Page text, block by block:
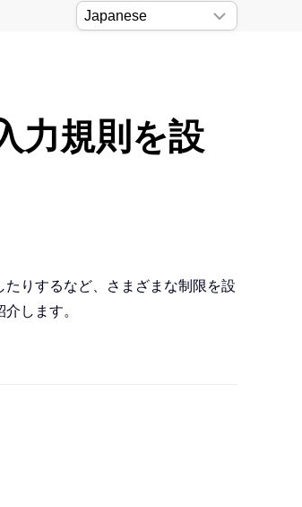
力規則を設
りするなど、さまざまな制限を設
します。